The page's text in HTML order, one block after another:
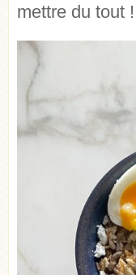
mettre du tout !